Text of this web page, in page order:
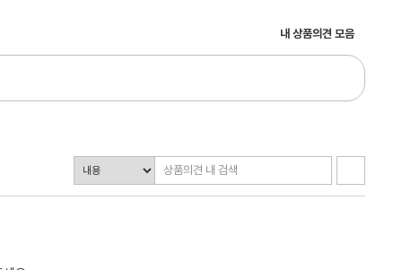
내 상품의견 모음